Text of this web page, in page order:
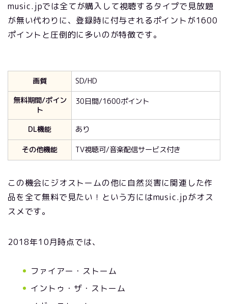
music.jpでは全てが購入して視聴するタイプで見放題
が無い代わりに、登録時に付与されるポイントが1600
ポイントと圧倒的に多いのが特徴です。
画質
SD/HD
無料期間/ポイン
ト
30日間/1600ポイント
DL機能
あり
その他機能
TV視聴可/音楽配信サービス付き
この機会にジオストームの他に自然災害に関連した作
品を全て無料で見たい！という方にはmusic.jpがオス
スメです。
2018年10月時点では、
ファイアー・ストーム
イントゥ・ザ・ストーム